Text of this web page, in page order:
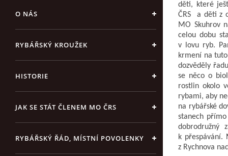
O NÁS
RYBÁŘSKÝ KROUŽEK
HISTORIE
JAK SE STÁT ČLENEM MO ČRS
RYBÁŘSKÝ ŘÁD, MÍSTNÍ POVOLENKY
děti, které
ČRS a děti z
MO Skuhrov
celou dobu
v lovu ryb.
krmení na
dozvěděly
se něco o
rostlin okolo
rybami, aby
na rybářské
stanech
dobrodružný
k přespávání.
z Rychnova